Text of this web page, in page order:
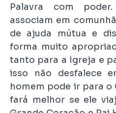
Palavra com
associam em
de ajuda mútua e
forma muito
tanto para a Igreja e
isso não desfalece
homem pode ir para o
fará melhor se ele